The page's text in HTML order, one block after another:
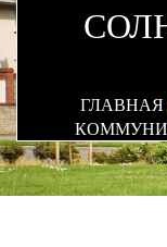
ГЛАВНАЯ